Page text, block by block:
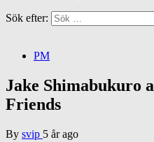
Sök efter:
PM
Jake Shimabukuro
Friends
By svip 5 år ago